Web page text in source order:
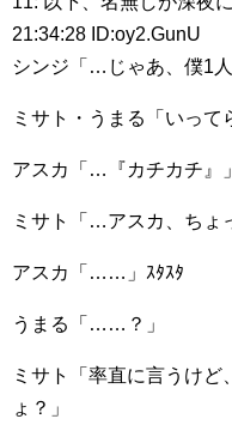
21:34:28 ID:oy2.GunU
シンジ「…じゃあ、僕1人
ミサト・うまる「いって
アスカ「…『カチカチ』」
ミサト「…アスカ、ちょ
アスカ「……」ｽﾀｽﾀ
うまる「……？」
ミサト「率直に言うけど
ょ？」